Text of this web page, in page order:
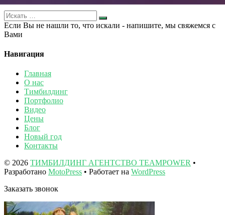
Если Вы не нашли то, что искали - напишите, мы свяжемся с
Вами
Навигация
Главная
О нас
Тимбилдинг
Портфолио
Видео
Цены
Блог
Новый год
Контакты
© 2026 ТИМБИЛДИНГ АГЕНТСТВО TEAMPOWER •
Разработано MotoPress • Работает на WordPress
Заказать звонок